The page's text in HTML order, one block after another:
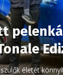
életét